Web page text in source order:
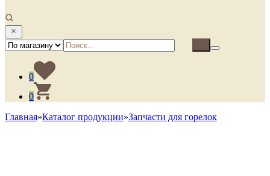
0
0
Главная»Каталог продукции»Запчасти для горелок